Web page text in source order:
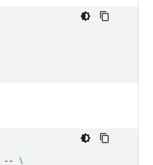
-- \